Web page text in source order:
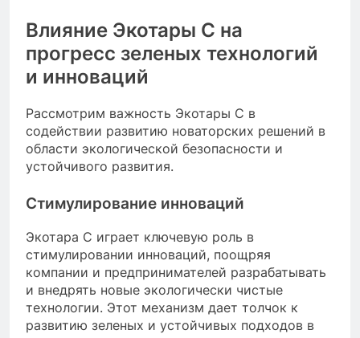
Влияние Экотары С на
прогресс зеленых технологий
и инноваций
Рассмотрим важность Экотары С в
содействии развитию новаторских решений в
области экологической безопасности и
устойчивого развития.
Стимулирование инноваций
Экотара С играет ключевую роль в
стимулировании инноваций, поощряя
компании и предпринимателей разрабатывать
и внедрять новые экологически чистые
технологии. Этот механизм дает толчок к
развитию зеленых и устойчивых подходов в